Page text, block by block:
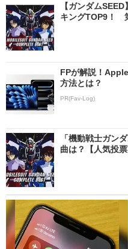
【ガンダム
キングTOP9！
FPが解説！
方法とは？
PR(Fav-Log)
「機動戦士ガン
曲は？【人気投票